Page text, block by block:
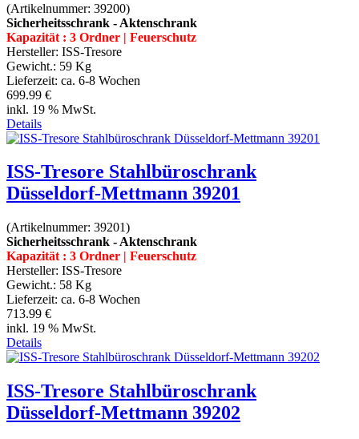
(Artikelnummer: 39200)
Sicherheitsschrank - Aktenschrank
Kapazität : 3 Ordner | Feuerschutz
Hersteller: ISS-Tresore
Gewicht.: 59 Kg
Lieferzeit: ca. 6-8 Wochen
699.99 €
inkl. 19 % MwSt.
Details
ISS-Tresore Stahlbüroschrank
Düsseldorf-Mettmann 39201
(Artikelnummer: 39201)
Sicherheitsschrank - Aktenschrank
Kapazität : 3 Ordner | Feuerschutz
Hersteller: ISS-Tresore
Gewicht.: 58 Kg
Lieferzeit: ca. 6-8 Wochen
713.99 €
inkl. 19 % MwSt.
Details
ISS-Tresore Stahlbüroschrank
Düsseldorf-Mettmann 39202